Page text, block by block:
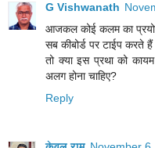
G Vishwanath
आजकल कोई कलम का
सब कीबोर्ड पर टाईप करते
तो क्या इस प्रथा को
अलग होना चाहिए?
Reply